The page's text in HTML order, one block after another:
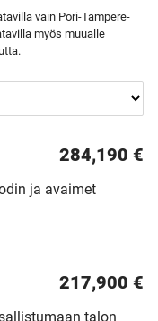
vain Pori-Tampere-
myös muualle
284,190 €
ja avaimet
217,900 €
talon